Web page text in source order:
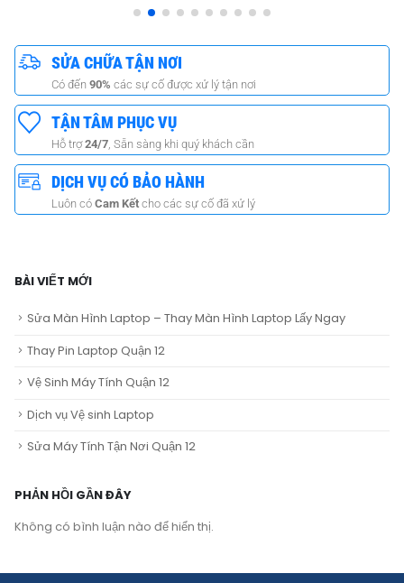
SỬA CHỮA TẬN NƠI
Có đến 90% các sự cố được xử lý tận nơi
TẬN TÂM PHỤC VỤ
Hỗ trợ24/7 , Sẵn sàng khi quý khách cần
DỊCH VỤ CÓ BẢO HÀNH
Luôn có Cam Kết cho các sự cố đã xử lý
BÀI VIẾT MỚI
Sửa Màn Hình Laptop – Thay Màn Hình Laptop Lấy Ngay
Thay Pin Laptop Quận 12
Vệ Sinh Máy Tính Quận 12
Dịch vụ Vệ sinh Laptop
Sửa Máy Tính Tận Nơi Quận 12
PHẢN HỒI GẦN ĐÂY
Không có bình luận nào để hiển thị.